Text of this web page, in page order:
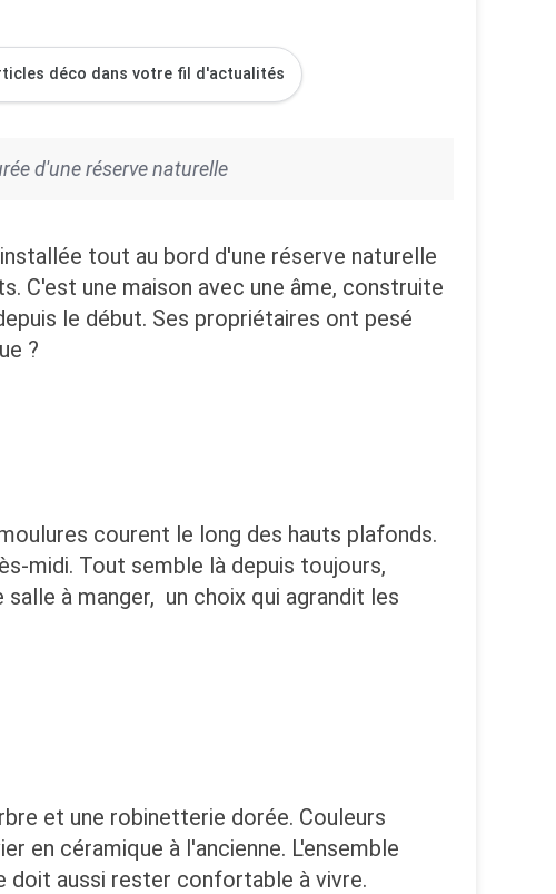
déco dans votre fil d'actualités
d'une réserve naturelle
tout au bord d'une réserve naturelle
C'est une maison avec une âme, construite
le début. Ses propriétaires ont pesé
?
courent le long des hauts plafonds.
midi. Tout semble là depuis toujours,
à manger, un choix qui agrandit les
et une robinetterie dorée. Couleurs
en céramique à l'ancienne. L'ensemble
doit aussi rester confortable à vivre.